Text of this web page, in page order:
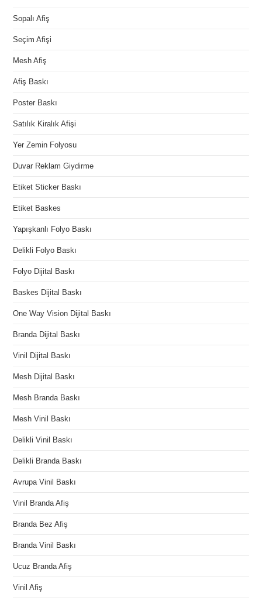
Sopalı Afiş
Seçim Afişi
Mesh Afiş
Afiş Baskı
Poster Baskı
Satılık Kiralık Afişi
Yer Zemin Folyosu
Duvar Reklam Giydirme
Etiket Sticker Baskı
Etiket Baskes
Yapışkanlı Folyo Baskı
Delikli Folyo Baskı
Folyo Dijital Baskı
Baskes Dijital Baskı
One Way Vision Dijital Baskı
Branda Dijital Baskı
Vinil Dijital Baskı
Mesh Dijital Baskı
Mesh Branda Baskı
Mesh Vinil Baskı
Delikli Vinil Baskı
Delikli Branda Baskı
Avrupa Vinil Baskı
Vinil Branda Afiş
Branda Bez Afiş
Branda Vinil Baskı
Ucuz Branda Afiş
Vinil Afiş